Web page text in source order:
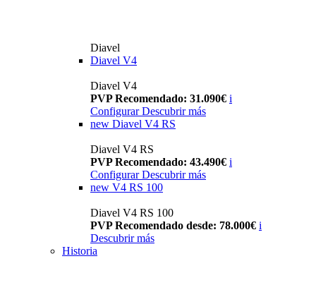
Diavel
Diavel V4
Diavel V4
PVP Recomendado: 31.090€ i
Configurar Descubrir más
new Diavel V4 RS
Diavel V4 RS
PVP Recomendado: 43.490€ i
Configurar Descubrir más
new V4 RS 100
Diavel V4 RS 100
PVP Recomendado desde: 78.000€ i
Descubrir más
Historia